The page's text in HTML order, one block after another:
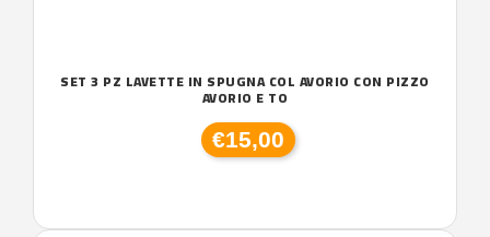
SET 3 PZ LAVETTE IN SPUGNA COL AVORIO CON PIZZO
AVORIO E TO
€15,00